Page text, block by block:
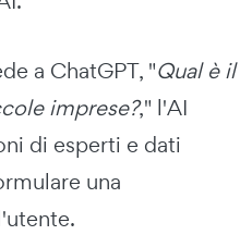
a ChatGPT, "Qual è il
imprese?," l'AI
di esperti e dati
una